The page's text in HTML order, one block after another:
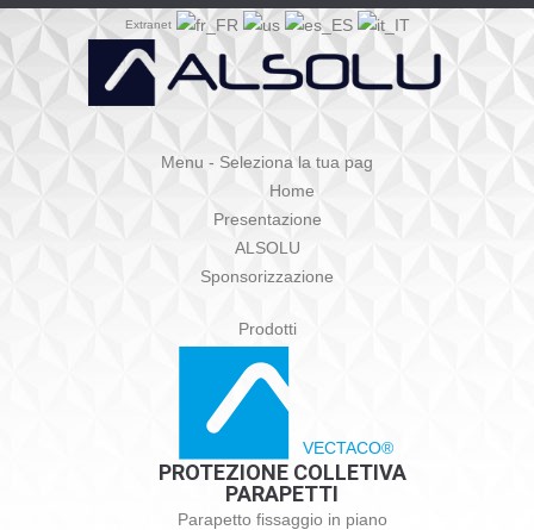
Extranet
Menu - Seleziona la tua pag
Home
Presentazione
ALSOLU
Sponsorizzazione
Prodotti
VECTACO®
PROTEZIONE COLLETIVA
PARAPETTI
Parapetto fissaggio in piano